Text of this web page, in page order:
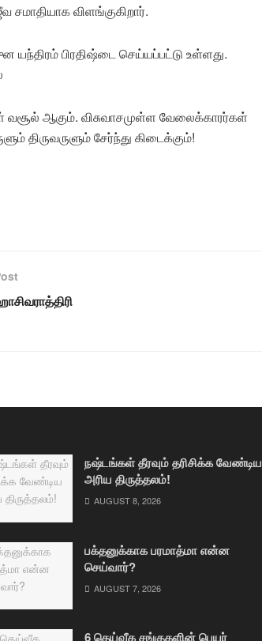
சமாதியாக விளங்குகிறார்.
யந்திரம் பிரதிஷ்டை செய்யப்பட்டு உள்ளது.
ஆகும். விசுவாசமுள்ள வேலைக்காரர்கள்
திருவருளும் சேர்ந்து கிடைக்கும்!
நஷ்டங்கள் தீரவும் தரிசிக்க வேண்டிய
அரிய திருத்தலம்!
AUGUST 8, 2026
பக்தனுக்காக பரமாத்மா என்ன
செய்வார்?
AUGUST 7, 2026
6 தெய்வீக சங்குகளின் பெயர்